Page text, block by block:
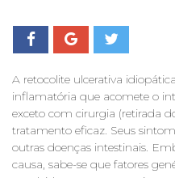
A retocolite ulcerativa
inflamatória que acomete o
exceto com cirurgia (retirada
tratamento eficaz. Seus
outras doenças intestinais.
causa, sabe-se que fatores